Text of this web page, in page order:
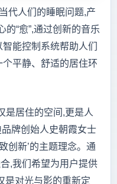
代人们的睡眠问题,产
的“愈”,通过创新的音乐
能控制系统帮助人们
平静、舒适的居住环
是居住的空间,更是人
牌创始人史朝霞女士
创新’的主题理念。通
,我们希望为用户提供
是对光与影的重新定